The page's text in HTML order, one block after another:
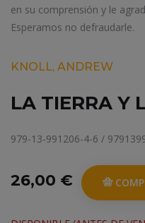
en su comprensión y le
Esperamos no defraudarle.
KNOLL, ANDREW
LA TIERRA Y
979-13-991206-4-6 /
26,00 €